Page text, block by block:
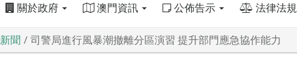
關於政府 澳門資訊 公佈告示 法律法規
新聞 司警局進行風暴潮撤離分區演習 提升部門應急協作能力